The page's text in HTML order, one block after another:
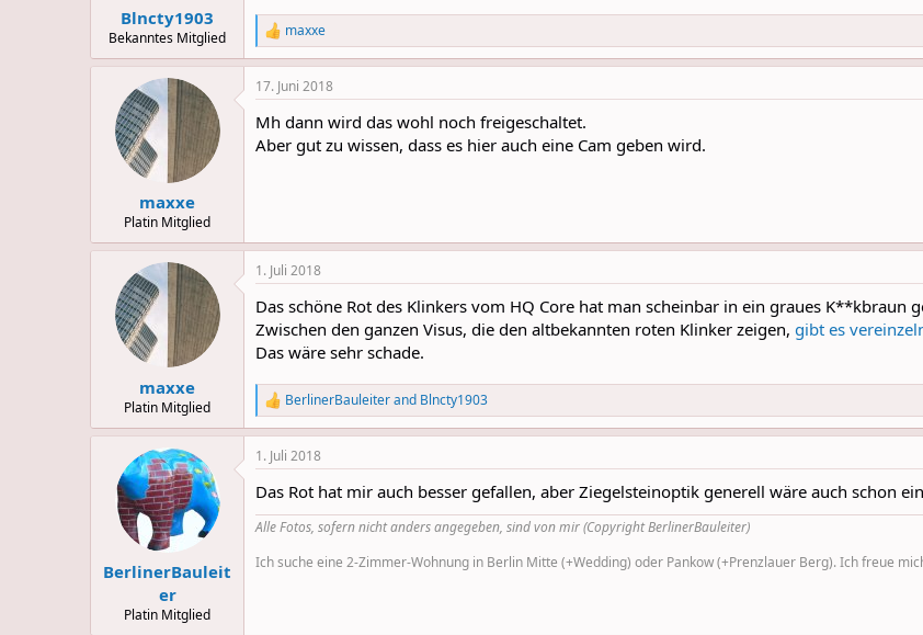
Blncty1903
Bekanntes Mitglied
R
e
a
c
i
o
maxxe
maxxe
Platin Mitglied
17. Juni 2018
Mh dann wird das wohl noch freigeschaltet.
Aber gut zu wissen, dass es hier auch eine Cam geben wird.
maxxe
Platin Mitglied
1. Juli 2018
Das schöne Rot des Klinkers vom HQ Core hat man scheinbar in ein graues K**kbraun
Zwischen den ganzen Visus, die den altbekannten roten Klinker zeigen, gibt es
Das wäre sehr schade.
R
e
a
c
i
o
n
:
BerlinerBauleiterand Blncty1903
BerlinerBauleit
er
Platin Mitglied
1. Juli 2018
Das Rot hat mir auch besser gefallen, aber Ziegelsteinoptik generell wäre auch schon
Alle Fotos, sofern nicht anders angegeben, sind von mir (Copyright BerlinerBauleiter)
Ich suche eine 2-Zimmer-Wohnung in Berlin Mitte (+Wedding) oder Pankow (+Prenzlauer Berg). Ich freue